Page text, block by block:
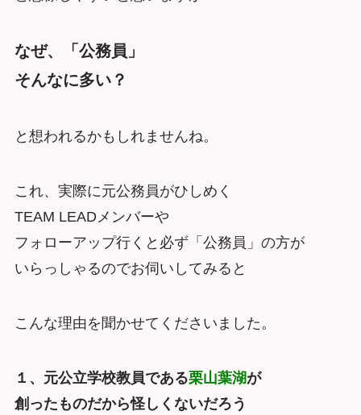
なぜ、「公務員」
そんなに多い？
と想われるかもしれませんね。
これ、実際に元公務員がひしめく
TEAM LEADメンバーや
フォローアップ行くと必ず「公務員」の方が
いらっしゃるのでお伺いしてみると
こんな理由を聞かせてくださいました。
１、元公立学校教員である栗山葉湖が
創ったものだから怪しくないだろう